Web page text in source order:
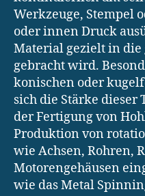
Werkzeuge, Stempel
oder innen Druck
Material gezielt in die
gebracht wird.
konischen oder
sich die Stärke dieser
der Fertigung von
Produktion von
wie Achsen, Rohren,
Motorengehäusen
wie das Metal